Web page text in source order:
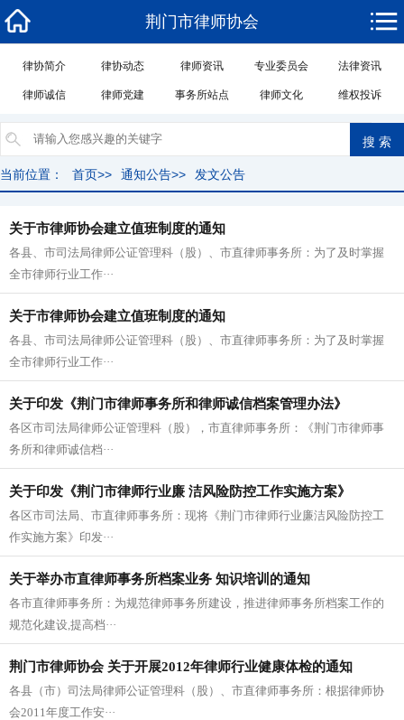
荆门市律师协会
律协简介 律协动态 律师资讯 专业委员会 法律资讯
律师诚信 律师党建 事务所站点 律师文化 维权投诉
当前位置： 首页>> 通知公告>> 发文公告
关于市律师协会建立值班制度的通知
各县、市司法局律师公证管理科（股）、市直律师事务所：为了及时掌握
全市律师行业工作···
关于市律师协会建立值班制度的通知
各县、市司法局律师公证管理科（股）、市直律师事务所：为了及时掌握
全市律师行业工作···
关于印发《荆门市律师事务所和律师诚信档案管理办法》
各区市司法局律师公证管理科（股），市直律师事务所：《荆门市律师事
务所和律师诚信档···
关于印发《荆门市律师行业廉 洁风险防控工作实施方案》
各区市司法局、市直律师事务所：现将《荆门市律师行业廉洁风险防控工
作实施方案》印发···
关于举办市直律师事务所档案业务 知识培训的通知
各市直律师事务所：为规范律师事务所建设，推进律师事务所档案工作的
规范化建设,提高档···
荆门市律师协会 关于开展2012年律师行业健康体检的通知
各县（市）司法局律师公证管理科（股）、市直律师事务所：根据律师协
会2011年度工作安···